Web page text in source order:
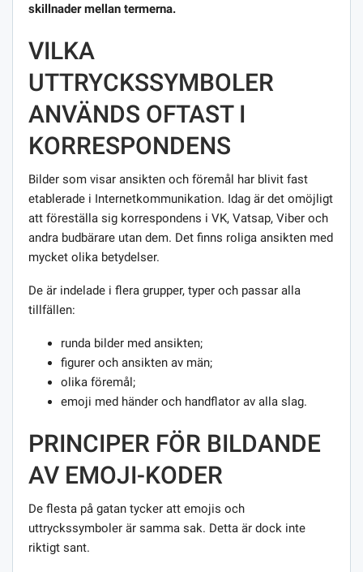
skillnader mellan termerna.
VILKA
UTTRYCKSSYMBOLER
ANVÄNDS OFTAST I
KORRESPONDENS
Bilder som visar ansikten och föremål har blivit fast
etablerade i Internetkommunikation. Idag är det omöjligt
att föreställa sig korrespondens i VK, Vatsap, Viber och
andra budbärare utan dem. Det finns roliga ansikten med
mycket olika betydelser.
De är indelade i flera grupper, typer och passar alla
tillfällen:
runda bilder med ansikten;
figurer och ansikten av män;
olika föremål;
emoji med händer och handflator av alla slag.
PRINCIPER FÖR BILDANDE
AV EMOJI-KODER
De flesta på gatan tycker att emojis och
uttryckssymboler är samma sak. Detta är dock inte
riktigt sant.